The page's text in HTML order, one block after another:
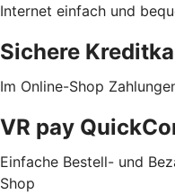
Internet einfach und
Sichere
Im Online-Shop
VR pay
Einfache Bestell- und
Shop